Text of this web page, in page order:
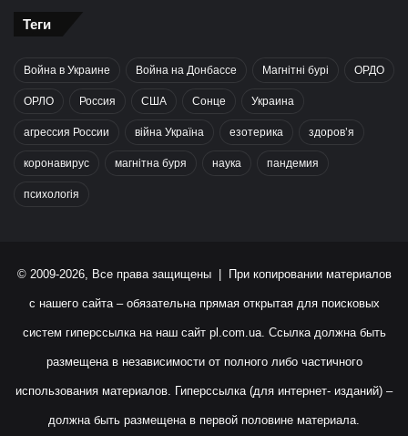
Теги
Война в Украине Война на Донбассе Магнітні бурі ОРДО
ОРЛО Россия США Сонце Украина
агрессия России війна Україна езотерика здоров’я
коронавирус магнітна буря наука пандемия
психологія
© 2009-2026, Все права защищены | При копировании материалов
с нашего сайта – обязательна прямая открытая для поисковых
систем гиперссылка на наш сайт pl.com.ua. Ссылка должна быть
размещена в независимости от полного либо частичного
использования материалов. Гиперссылка (для интернет- изданий) –
должна быть размещена в первой половине материала.